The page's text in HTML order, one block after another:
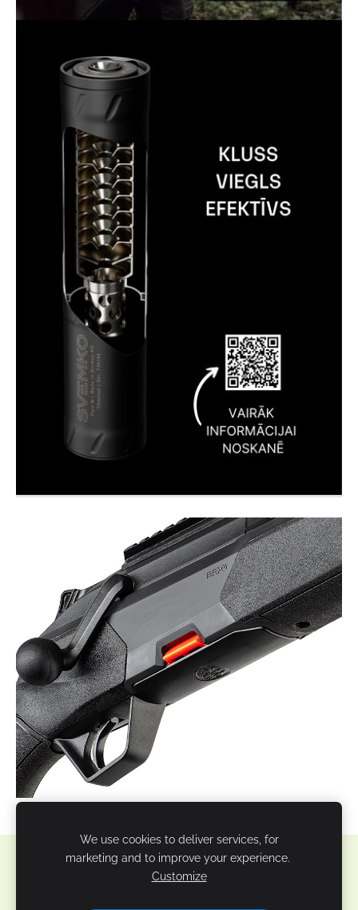
Sīkdatnes
We use cookies to deliver services, for
marketing and to improve your experience.
Customize